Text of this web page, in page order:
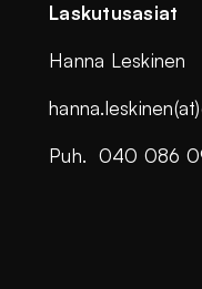
Laskutusasiat
Hanna Leskinen
Puh. 040 086